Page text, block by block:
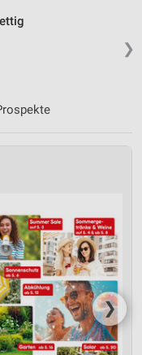
❯
❯